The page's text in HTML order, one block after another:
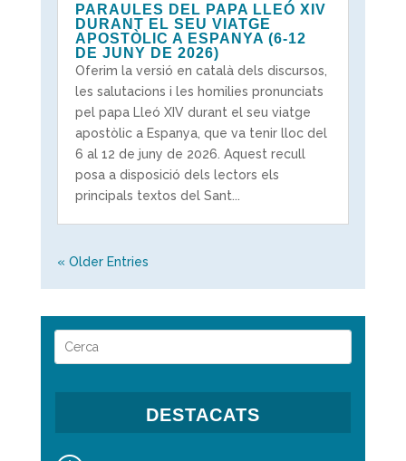
PARAULES DEL PAPA LLEÓ XIV
DURANT EL SEU VIATGE
APOSTÒLIC A ESPANYA (6-12
DE JUNY DE 2026)
Oferim la versió en català dels discursos,
les salutacions i les homilies pronunciats
pel papa Lleó XIV durant el seu viatge
apostòlic a Espanya, que va tenir lloc del
6 al 12 de juny de 2026. Aquest recull
posa a disposició dels lectors els
principals textos del Sant...
« Older Entries
DESTACATS